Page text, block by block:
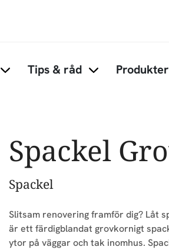
Tips & råd Produkter
Spackel
Spackel
Slitsam renovering framför dig? Låt
är ett färdigblandat grovkornigt
ytor på väggar och tak inomhus.